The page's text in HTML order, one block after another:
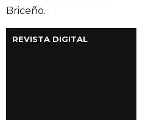
Briceño.
REVISTA DIGITAL